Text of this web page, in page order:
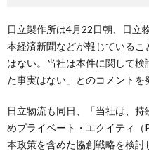
日立製作所は4月22日朝、日立
本経済新聞などが報じている
はない。当社は本件に関して
た事実はない」とのコメントを
日立物流も同日、「当社は、
めプライベート・エクイティ
本政策を含めた協創戦略を検